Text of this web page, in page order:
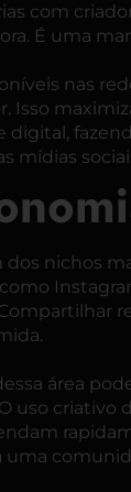
com
É uma
nas
Isso
digital,
mídias
nichos
área
uso
uma